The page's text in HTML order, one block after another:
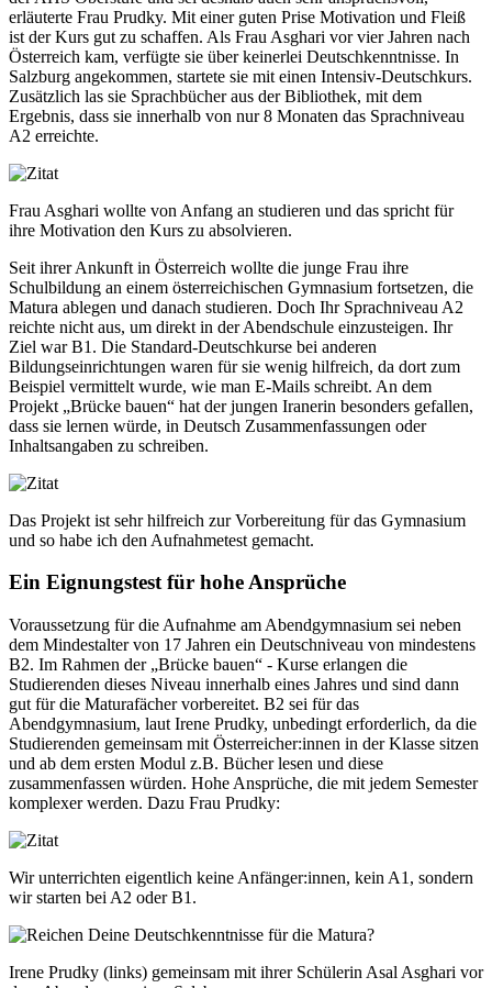
erläuterte Frau Prudky. Mit einer guten Prise Motivation und Fleiß
ist der Kurs gut zu schaffen. Als Frau Asghari vor vier Jahren nach
Österreich kam, verfügte sie über keinerlei Deutschkenntnisse. In
Salzburg angekommen, startete sie mit einen Intensiv-Deutschkurs.
Zusätzlich las sie Sprachbücher aus der Bibliothek, mit dem
Ergebnis, dass sie innerhalb von nur 8 Monaten das Sprachniveau
A2 erreichte.
Frau Asghari wollte von Anfang an studieren und das spricht für
ihre Motivation den Kurs zu absolvieren.
Seit ihrer Ankunft in Österreich wollte die junge Frau ihre
Schulbildung an einem österreichischen Gymnasium fortsetzen, die
Matura ablegen und danach studieren. Doch Ihr Sprachniveau A2
reichte nicht aus, um direkt in der Abendschule einzusteigen. Ihr
Ziel war B1. Die Standard-Deutschkurse bei anderen
Bildungseinrichtungen waren für sie wenig hilfreich, da dort zum
Beispiel vermittelt wurde, wie man E-Mails schreibt. An dem
Projekt „Brücke bauen“ hat der jungen Iranerin besonders gefallen,
dass sie lernen würde, in Deutsch Zusammenfassungen oder
Inhaltsangaben zu schreiben.
Das Projekt ist sehr hilfreich zur Vorbereitung für das Gymnasium
und so habe ich den Aufnahmetest gemacht.
Ein Eignungstest für hohe Ansprüche
Voraussetzung für die Aufnahme am Abendgymnasium sei neben
dem Mindestalter von 17 Jahren ein Deutschniveau von mindestens
B2. Im Rahmen der „Brücke bauen“ - Kurse erlangen die
Studierenden dieses Niveau innerhalb eines Jahres und sind dann
gut für die Maturafächer vorbereitet. B2 sei für das
Abendgymnasium, laut Irene Prudky, unbedingt erforderlich, da die
Studierenden gemeinsam mit Österreicher:innen in der Klasse sitzen
und ab dem ersten Modul z.B. Bücher lesen und diese
zusammenfassen würden. Hohe Ansprüche, die mit jedem Semester
komplexer werden. Dazu Frau Prudky:
Wir unterrichten eigentlich keine Anfänger:innen, kein A1, sondern
wir starten bei A2 oder B1.
Irene Prudky (links) gemeinsam mit ihrer Schülerin Asal Asghari vor